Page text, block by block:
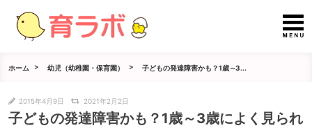
ホーム 幼児（幼稚園・保育園） 子どもの発達障害かも？1歳～3...
2015年4月9日 2021年2月2日
子どもの発達障害かも？1歳～3歳によく見られ